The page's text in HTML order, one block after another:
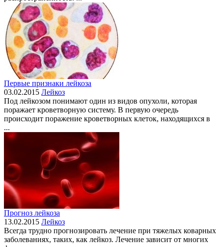
Первые признаки лейкоза
03.02.2015 Лейкоз
Под лейкозом понимают один из видов опухоли, которая
поражает кроветворную систему. В первую очередь
происходит поражение кроветворных клеток, находящихся в
...
Прогноз лейкоза
13.02.2015 Лейкоз
Всегда трудно прогнозировать лечение при тяжелых коварных
заболеваниях, таких, как лейкоз. Лечение зависит от многих